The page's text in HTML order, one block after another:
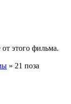
этого фильма.
» 21 поза